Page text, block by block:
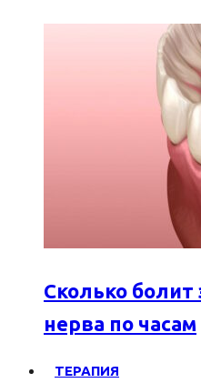
Сколько болит
нерва по часам
ТЕРАПИЯ